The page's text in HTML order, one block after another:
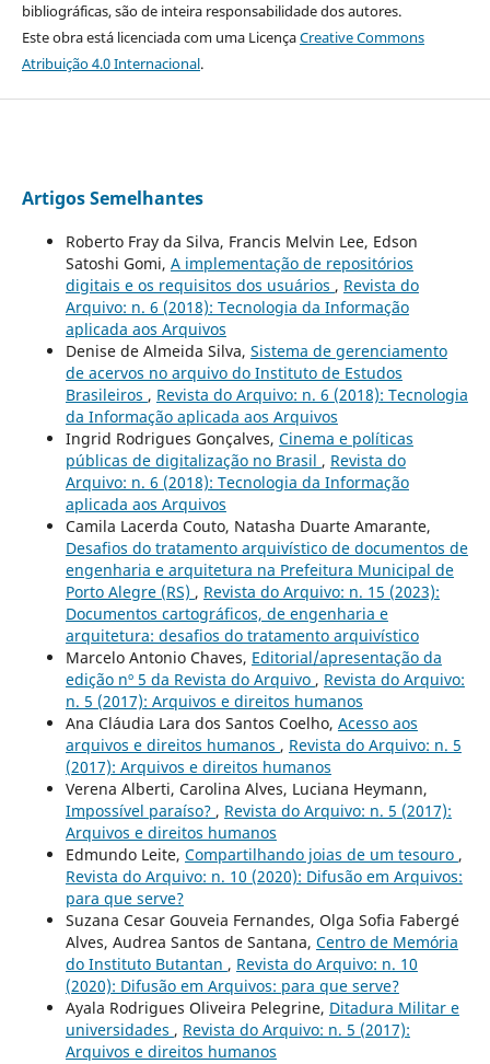
bibliográficas, são de inteira responsabilidade dos autores.
Este obra está licenciada com uma LicençaCreative Commons
Atribuição 4.0 Internacional.
Artigos Semelhantes
Roberto Fray da Silva, Francis Melvin Lee, Edson
Satoshi Gomi, A implementação de repositórios
digitais e os requisitos dos usuários , Revista do
Arquivo: n. 6 (2018): Tecnologia da Informação
aplicada aos Arquivos
Denise de Almeida Silva, Sistema de gerenciamento
de acervos no arquivo do Instituto de Estudos
Brasileiros , Revista do Arquivo: n. 6 (2018): Tecnologia
da Informação aplicada aos Arquivos
Ingrid Rodrigues Gonçalves, Cinema e políticas
públicas de digitalização no Brasil , Revista do
Arquivo: n. 6 (2018): Tecnologia da Informação
aplicada aos Arquivos
Camila Lacerda Couto, Natasha Duarte Amarante,
Desafios do tratamento arquivístico de documentos de
engenharia e arquitetura na Prefeitura Municipal de
Porto Alegre (RS) , Revista do Arquivo: n. 15 (2023):
Documentos cartográficos, de engenharia e
arquitetura: desafios do tratamento arquivístico
Marcelo Antonio Chaves, Editorial/apresentação da
edição nº 5 da Revista do Arquivo , Revista do Arquivo:
n. 5 (2017): Arquivos e direitos humanos
Ana Cláudia Lara dos Santos Coelho, Acesso aos
arquivos e direitos humanos , Revista do Arquivo: n. 5
(2017): Arquivos e direitos humanos
Verena Alberti, Carolina Alves, Luciana Heymann,
Impossível paraíso? , Revista do Arquivo: n. 5 (2017):
Arquivos e direitos humanos
Edmundo Leite, Compartilhando joias de um tesouro ,
Revista do Arquivo: n. 10 (2020): Difusão em Arquivos:
para que serve?
Suzana Cesar Gouveia Fernandes, Olga Sofia Fabergé
Alves, Audrea Santos de Santana, Centro de Memória
do Instituto Butantan , Revista do Arquivo: n. 10
(2020): Difusão em Arquivos: para que serve?
Ayala Rodrigues Oliveira Pelegrine, Ditadura Militar e
universidades , Revista do Arquivo: n. 5 (2017):
Arquivos e direitos humanos